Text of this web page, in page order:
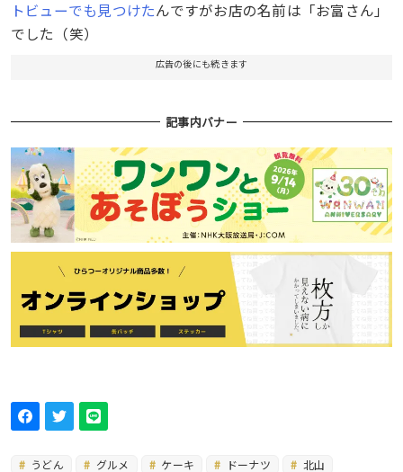
トビューでも見つけたんですがお店の名前は「お富さん」
でした（笑）
広告の後にも続きます
記事内バナー
うどん グルメ ケーキ ドーナツ 北山